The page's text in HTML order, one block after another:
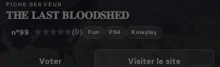
FICHE SERVEUR
𝐓𝐇𝐄 𝐋𝐀𝐒𝐓 𝐁𝐋𝐎𝐎𝐃𝐒𝐇𝐄𝐃
n°99 (0) Fun PS4 Roleplay
Voter Visiter le site